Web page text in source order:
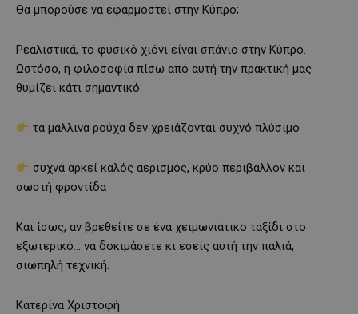
Θα μπορούσε να εφαρμοστεί στην Κύπρο;
Ρεαλιστικά, το φυσικό χιόνι είναι σπάνιο στην Κύπρο.
Ωστόσο, η φιλοσοφία πίσω από αυτή την πρακτική μας
θυμίζει κάτι σημαντικό:
τα μάλλινα ρούχα δεν χρειάζονται συχνό πλύσιμο
συχνά αρκεί καλός αερισμός, κρύο περιβάλλον και
σωστή φροντίδα
Και ίσως, αν βρεθείτε σε ένα χειμωνιάτικο ταξίδι στο
εξωτερικό… να δοκιμάσετε κι εσείς αυτή την παλιά,
σιωπηλή τεχνική.
Κατερίνα Χριστοφή